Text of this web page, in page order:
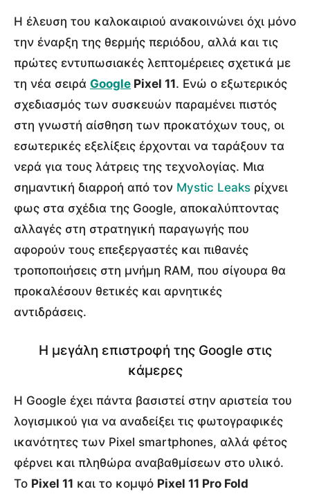
Η έλευση του καλοκαιριού ανακοινώνει όχι μόνο
την έναρξη της θερμής περιόδου, αλλά και τις
πρώτες εντυπωσιακές λεπτομέρειες σχετικά με
τη νέα σειρά Google Pixel 11. Ενώ ο εξωτερικός
σχεδιασμός των συσκευών παραμένει πιστός
στη γνωστή αίσθηση των προκατόχων τους, οι
εσωτερικές εξελίξεις έρχονται να ταράξουν τα
νερά για τους λάτρεις της τεχνολογίας. Μια
σημαντική διαρροή από τον Mystic Leaks ρίχνει
φως στα σχέδια της Google, αποκαλύπτοντας
αλλαγές στη στρατηγική παραγωγής που
αφορούν τους επεξεργαστές και πιθανές
τροποποιήσεις στη μνήμη RAM, που σίγουρα θα
προκαλέσουν θετικές και αρνητικές
αντιδράσεις.
Η μεγάλη επιστροφή της Google στις
κάμερες
Η Google έχει πάντα βασιστεί στην αριστεία του
λογισμικού για να αναδείξει τις φωτογραφικές
ικανότητες των Pixel smartphones, αλλά φέτος
φέρνει και πληθώρα αναβαθμίσεων στο υλικό.
Το Pixel 11 και το κομψό Pixel 11 Pro Fold